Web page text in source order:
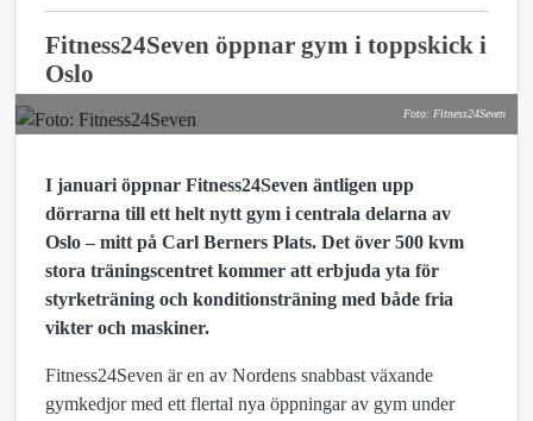
Fitness24Seven öppnar gym i toppskick i
Oslo
Foto: Fitness24Seven
I januari öppnar Fitness24Seven äntligen upp
dörrarna till ett helt nytt gym i centrala delarna av
Oslo – mitt på Carl Berners Plats. Det över 500 kvm
stora träningscentret kommer att erbjuda yta för
styrketräning och konditionsträning med både fria
vikter och maskiner.
Fitness24Seven är en av Nordens snabbast växande
gymkedjor med ett flertal nya öppningar av gym under